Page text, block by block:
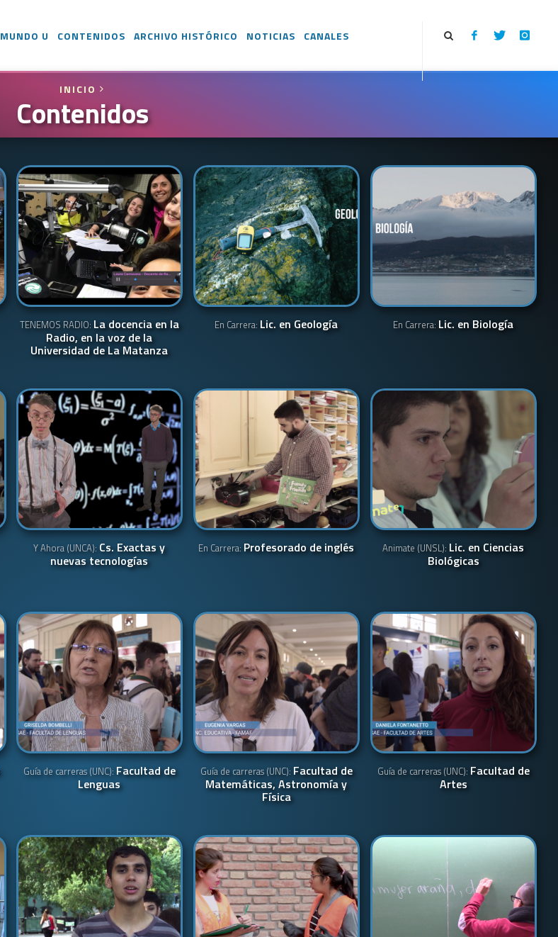
MUNDO U CONTENIDOS ARCHIVO HISTÓRICO NOTICIAS
CANALES
INICIO
Contenidos
TENEMOS RADIO: La docencia en la
Radio, en la voz de la
Universidad de La Matanza
En Carrera: Lic. en Geología En Carrera: Lic. en Biología
Y Ahora (UNCA): Cs. Exactas y
nuevas tecnologías
En Carrera: Profesorado de inglés Animate (UNSL): Lic. en Ciencias
Biológicas
Guía de carreras (UNC): Facultad de
Lenguas
Guía de carreras (UNC): Facultad de
Matemáticas, Astronomía y
Física
Guía de carreras (UNC): Facultad de
Artes